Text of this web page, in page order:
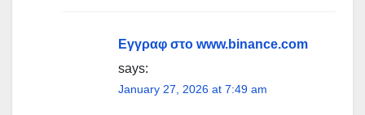
Εγγραφ στο www.binance.com
says:
January 27, 2026 at 7:49 am